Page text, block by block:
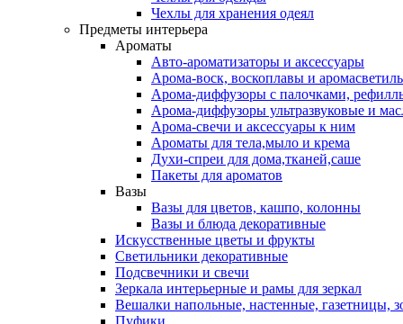
Чехлы для хранения одеял
Предметы интерьера
Ароматы
Авто-ароматизаторы и аксессуары
Арома-воск, воскоплавы и
Арома-диффузоры с палочками,
Арома-диффузоры ультразвуковые и
Арома-свечи и аксессуары к ним
Ароматы для тела,мыло и крема
Духи-спреи для дома,тканей,саше
Пакеты для ароматов
Вазы
Вазы для цветов, кашпо, колонны
Вазы и блюда декоративные
Искусственные цветы и фрукты
Светильники декоративные
Подсвечники и свечи
Зеркала интерьерные и рамы для зеркал
Вешалки напольные, настенные, газетницы,
Пуфики